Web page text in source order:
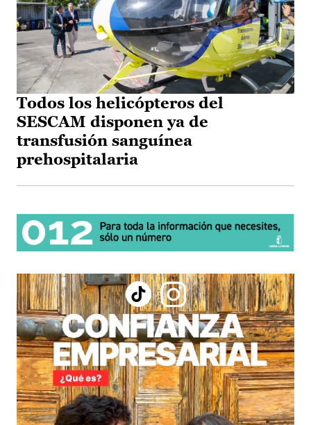
Todos los helicópteros del
SESCAM disponen ya de
transfusión sanguínea
prehospitalaria